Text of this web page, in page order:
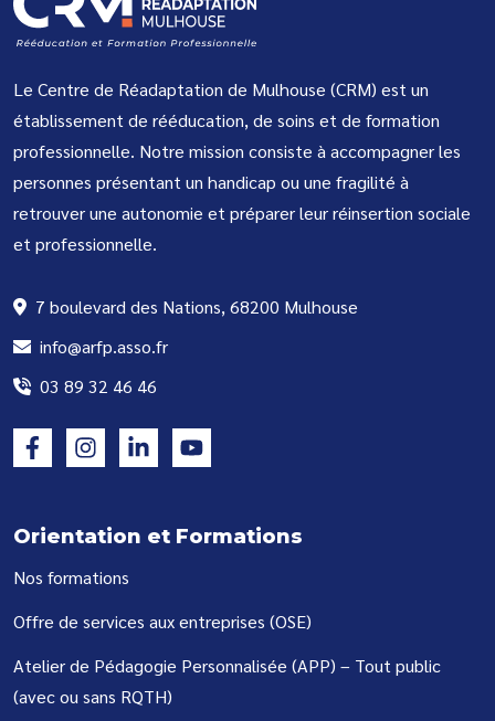
Le Centre de Réadaptation de Mulhouse (CRM) est un
établissement de rééducation, de soins et de formation
professionnelle. Notre mission consiste à accompagner les
personnes présentant un handicap ou une fragilité à
retrouver une autonomie et préparer leur réinsertion sociale
et professionnelle.
7 boulevard des Nations, 68200 Mulhouse
info@arfp.asso.fr
03 89 32 46 46
Orientation et Formations
Nos formations
Offre de services aux entreprises (OSE)
Atelier de Pédagogie Personnalisée (APP) – Tout public
(avec ou sans RQTH)